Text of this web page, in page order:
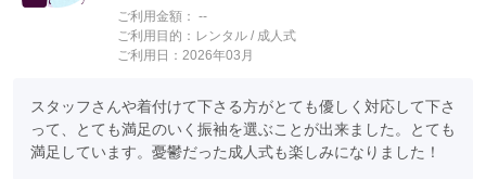
ご利用金額： --
ご利用目的： レンタル / 成人式
ご利用日：2026年03月
スタッフさんや着付けて下さる方がとても優しく対応して下さ
って、とても満足のいく振袖を選ぶことが出来ました。とても
満足しています。憂鬱だった成人式も楽しみになりました！